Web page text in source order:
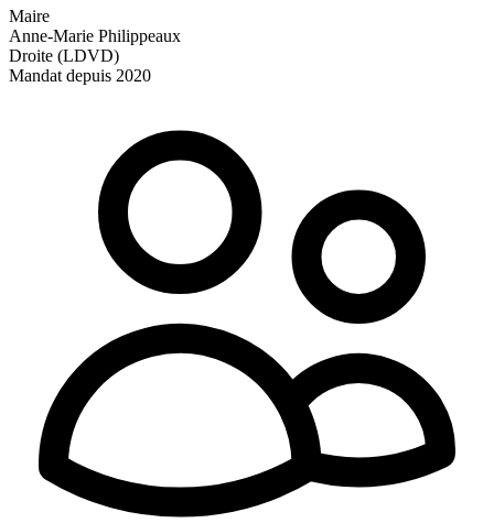
Maire
Anne-Marie Philippeaux
Droite (LDVD)
Mandat depuis 2020